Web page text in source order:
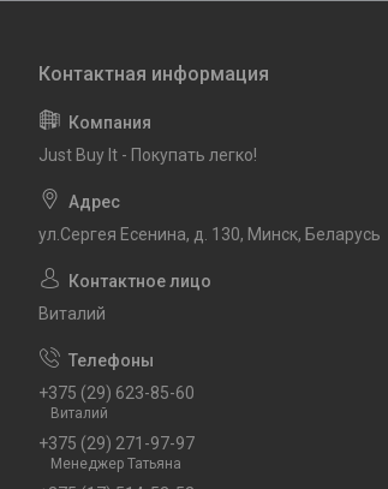
Just Buy It - Покупать легко!
ул.Сергея Есенина, д. 130, Минск, Беларусь
Виталий
+375 (29) 623-85-60
Виталий
+375 (29) 271-97-97
Менеджер Татьяна